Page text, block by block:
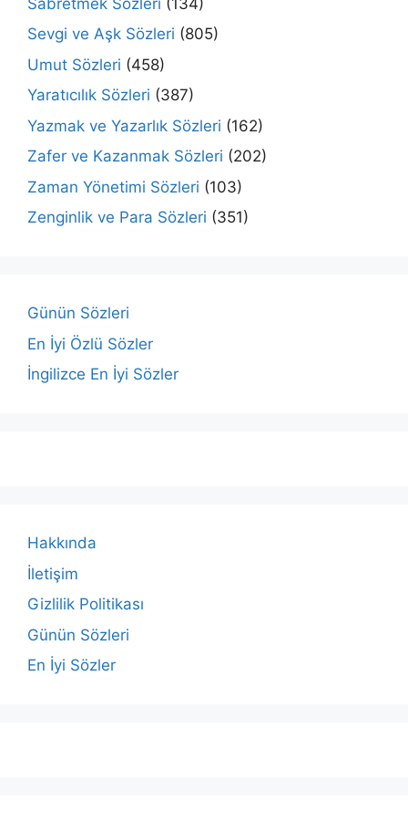
Sevgi ve Aşk Sözleri (805)
Umut Sözleri (458)
Yaratıcılık Sözleri (387)
Yazmak ve Yazarlık Sözleri (162)
Zafer ve Kazanmak Sözleri (202)
Zaman Yönetimi Sözleri (103)
Zenginlik ve Para Sözleri (351)
Günün Sözleri
En İyi Özlü Sözler
İngilizce En İyi Sözler
Hakkında
İletişim
Gizlilik Politikası
Günün Sözleri
En İyi Sözler